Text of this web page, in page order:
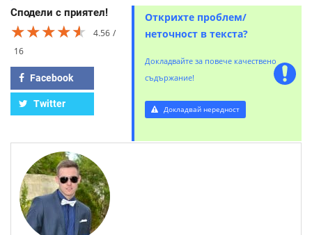
Сподели с приятел!
★★★★★
★★★★★
★★★★★
4.56
16
Facebook
Twitter
Открихте проблем/
неточност в текста?
Докладвайте за повече качествено
съдържание!
Докладвай нередност